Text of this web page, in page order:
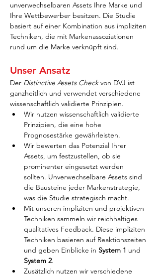
unverwechselbaren Assets Ihre Marke und
Ihre Wettbewerber besitzen. Die Studie
basiert auf einer Kombination aus impliziten
Techniken, die mit Markenassoziationen
rund um die Marke verknüpft sind.
Unser Ansatz
Der Distinctive Assets Check von DVJ ist
ganzheitlich und verwendet verschiedene
wissenschaftlich validierte Prinzipien.
Wir nutzen wissenschaftlich validierte
Prinzipien, die eine hohe
Prognosestärke gewährleisten.
Wir bewerten das Potenzial Ihrer
Assets, um festzustellen, ob sie
prominenter eingesetzt werden
sollten. Unverwechselbare Assets sind
die Bausteine jeder Markenstrategie,
was die Studie strategisch macht.
Mit unseren impliziten und projektiven
Techniken sammeln wir reichhaltiges
qualitatives Feedback. Diese impliziten
Techniken basieren auf Reaktionszeiten
und geben Einblicke in System 1 und
System 2.
Zusätzlich nutzen wir verschiedene